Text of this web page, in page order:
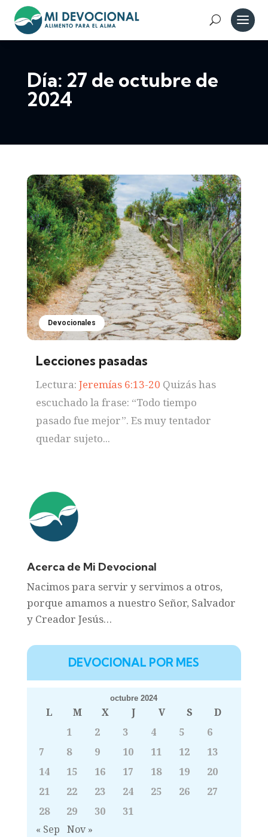
Día: 27 de octubre de
2024
Devocionales
Lecciones pasadas
Lectura: Jeremías 6:13-20 Quizás has
escuchado la frase: “Todo tiempo
pasado fue mejor”. Es muy tentador
quedar sujeto...
Acerca de Mi Devocional
Nacimos para servir y servimos a otros,
porque amamos a nuestro Señor, Salvador
y Creador Jesús…
DEVOCIONAL POR MES
octubre 2024
L M X J V S
D
1
2 3 4 5
6
7
8 9 10 11 12
13
14
15 16 17 18 19
20
21
22 23 24 25 26
27
28
29 30
31
« Sep Nov »